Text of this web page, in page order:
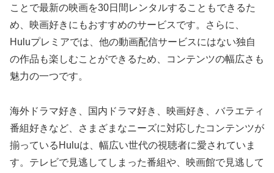
ことで最新の映画を30日間レンタルすることもできるた
め、映画好きにもおすすめのサービスです。さらに、
Huluプレミアでは、他の動画配信サービスにはない独自
の作品も楽しむことができるため、コンテンツの幅広さも
魅力の一つです。
海外ドラマ好き、国内ドラマ好き、映画好き、バラエティ
番組好きなど、さまざまなニーズに対応したコンテンツが
揃っているHuluは、幅広い世代の視聴者に愛されていま
す。テレビで見逃してしまった番組や、映画館で見逃して